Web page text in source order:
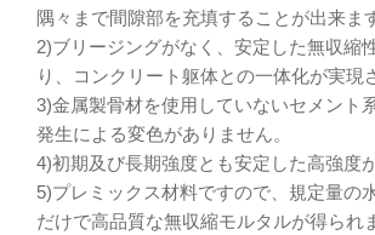
隅々まで間隙部を充填することが出来ま
2)ブリージングがなく、安定した無収縮
り、コンクリート躯体との一体化が実現
3)金属製骨材を使用していないセメント
発生による変色がありません。
4)初期及び長期強度とも安定した高強度
5)プレミックス材料ですので、規定量の
だけで高品質な無収縮モルタルが得られ